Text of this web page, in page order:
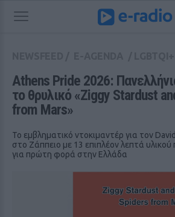
Athens Pride 2026:
το θρυλικό «Ziggy Stardust
from Mars»
Το εμβληματικό ντοκιμαντέρ για τον
στο Ζάππειο με 13 επιπλέον λεπτά
για πρώτη φορά στην Ελλάδα